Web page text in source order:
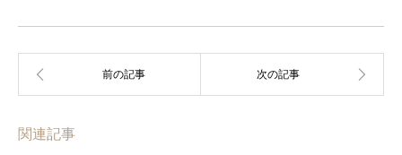
関連記事